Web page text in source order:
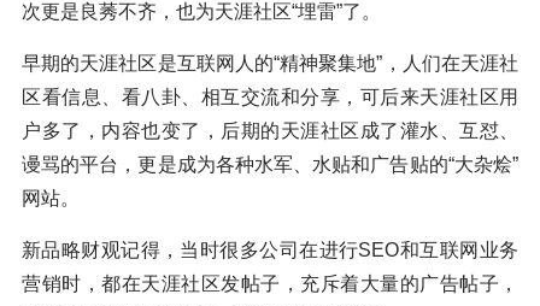
次更是良莠不齐，也为天涯社区“埋雷”了。
早期的天涯社区是互联网人的“精神聚集地”，人们在天涯社
区看信息、看八卦、相互交流和分享，可后来天涯社区用
户多了，内容也变了，后期的天涯社区成了灌水、互怼、
谩骂的平台，更是成为各种水军、水贴和广告贴的“大杂烩”
网站。
新品略财观记得，当时很多公司在进行SEO和互联网业务
营销时，都在天涯社区发帖子，充斥着大量的广告帖子，